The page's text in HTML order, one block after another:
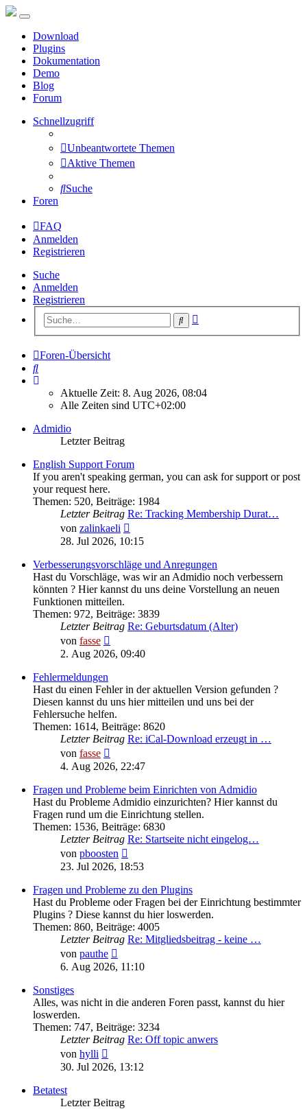
Download
Plugins
Dokumentation
Demo
Blog
Forum
Schnellzugriff
Unbeantwortete Themen
Aktive Themen
Suche
Foren
FAQ
Anmelden
Registrieren
Suche
Anmelden
Registrieren
Suche
Foren-Übersicht
Suche
Aktuelle Zeit: 8. Aug 2026, 08:04
Alle Zeiten sind UTC+02:00
Admidio
Letzter Beitrag
English Support Forum
If you aren't speaking german, you can ask for support or post
your request here.
Themen: 520, Beiträge: 1984
Letzter Beitrag Re: Tracking Membership Durat…
von zalinkaeli
Beitrag
28. Jul 2026, 10:15
Verbesserungsvorschläge und Anregungen
Hast du Vorschläge, was wir an Admidio noch verbessern
könnten ? Hier kannst du uns deine Vorstellung an neuen
Funktionen mitteilen.
Themen: 972, Beiträge: 3839
Letzter Beitrag Re: Geburtsdatum (Alter)
von fasse
Beitrag
2. Aug 2026, 09:40
Fehlermeldungen
Hast du einen Fehler in der aktuellen Version gefunden ?
Diesen kannst du uns hier mitteilen und uns bei der
Fehlersuche helfen.
Themen: 1614, Beiträge: 8620
Letzter Beitrag Re: iCal-Download erzeugt in …
von fasse
Beitrag
4. Aug 2026, 22:47
Fragen und Probleme beim Einrichten von Admidio
Hast du Probleme Admidio einzurichten? Hier kannst du
Fragen rund um die Einrichtung stellen.
Themen: 1536, Beiträge: 6830
Letzter Beitrag Re: Startseite nicht eingelog…
von pboosten
Beitrag
23. Jul 2026, 18:53
Fragen und Probleme zu den Plugins
Hast du Probleme oder Fragen bei der Einrichtung bestimmter
Plugins ? Diese kannst du hier loswerden.
Themen: 860, Beiträge: 4005
Letzter Beitrag Re: Mitgliedsbeitrag - keine …
von pauthe
Beitrag
6. Aug 2026, 11:10
Sonstiges
Alles, was nicht in die anderen Foren passt, kannst du hier
loswerden.
Themen: 747, Beiträge: 3234
Letzter Beitrag Re: Off topic anwers
von hylli
Beitrag
30. Jul 2026, 13:12
Betatest
Letzter Beitrag